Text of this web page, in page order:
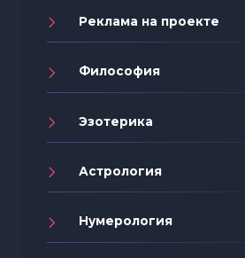
Реклама на проекте
Философия
Эзотерика
Астрология
Нумерология